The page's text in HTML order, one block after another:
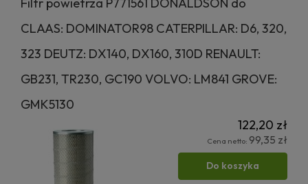
Filtr powietrza P771561 DONALDSON do
CLAAS: DOMINATOR98 CATERPILLAR: D6, 320,
323 DEUTZ: DX140, DX160, 310D RENAULT:
GB231, TR230, GC190 VOLVO: LM841 GROVE:
GMK5130
122,20 zł
Cena netto: 99,35 zł
Do koszyka